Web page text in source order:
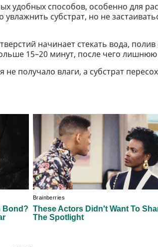
удобных способов, особенно для
субстрат, но не
начинает стекать вода,
15–20 минут, после чего
не получало влаги, а субстрат